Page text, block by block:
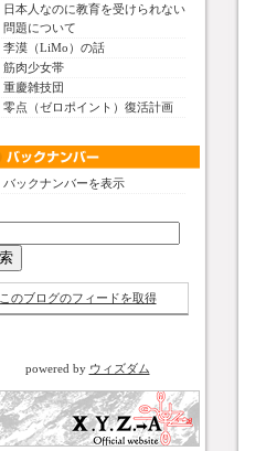
日本人なのに教育を受けられない
問題について
李漠（LiMo）の話
筋肉少女帯
重慶雑技団
零点（ゼロポイント）復活計画
バックナンバーを表示
このブログのフィードを取得
powered by ウィズダム